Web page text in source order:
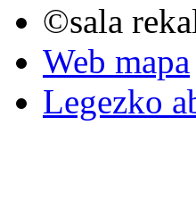
©sala
Web mapa
Legezko